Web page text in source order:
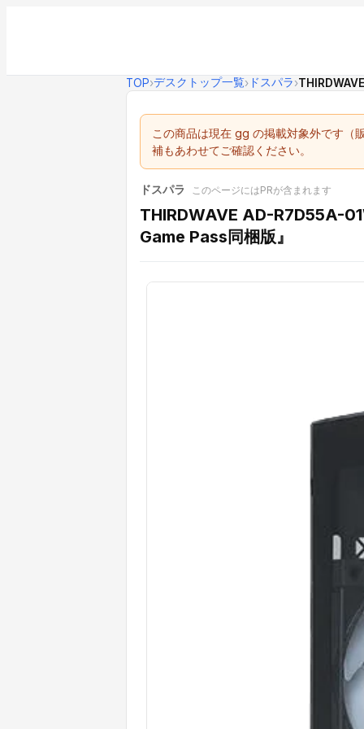
TOP›デスクトップ一覧›ドスパラ›
この商品は現在 gg の掲載対象外です（
補もあわせてご確認ください。
ドスパラ このページにはPRが含まれます
THIRDWAVE AD-R7D55A-
Game Pass同梱版』